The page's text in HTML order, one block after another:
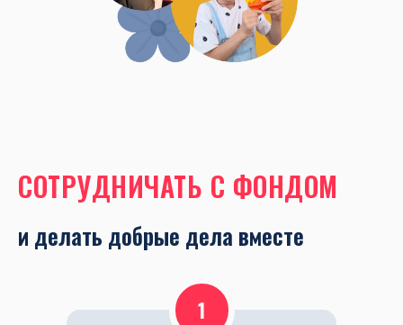
СОТРУДНИЧАТЬ С ФОНДОМ
и делать добрые дела вместе
1